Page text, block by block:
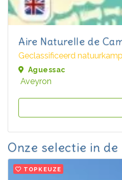
Aire Naturelle de
Geclassificeerd
Aguessac
Aveyron
Onze selectie in
TOPKEUZE